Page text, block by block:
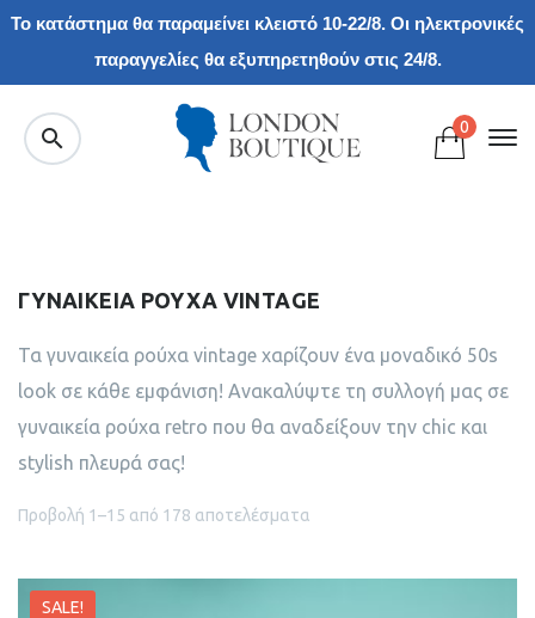
Το κατάστημα θα παραμείνει κλειστό 10-22/8. Οι ηλεκτρονικές
παραγγελίες θα εξυπηρετηθούν στις 24/8.
0
ΓΥΝΑΙΚΕΙΑ ΡΟΥΧΑ VINTAGE
Τα γυναικεία ρούχα vintage χαρίζουν ένα μοναδικό 50s
look σε κάθε εμφάνιση! Ανακαλύψτε τη συλλογή μας σε
γυναικεία ρούχα retro που θα αναδείξουν την chic και
stylish πλευρά σας!
Προβολή 1–15 από 178 αποτελέσματα
SALE!